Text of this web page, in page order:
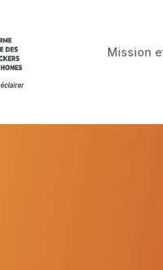
Mission